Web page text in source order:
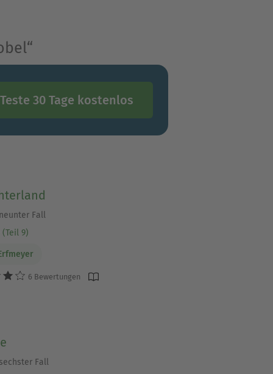
Teste 30 Tage kostenlos
Fall
9)
6 Bewertungen
Fall